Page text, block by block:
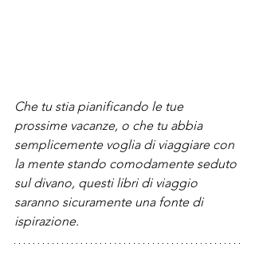
Che tu stia pianificando le tue
prossime vacanze, o che tu abbia
semplicemente voglia di viaggiare con
la mente stando comodamente seduto
sul divano, questi libri di viaggio
saranno sicuramente una fonte di
ispirazione.